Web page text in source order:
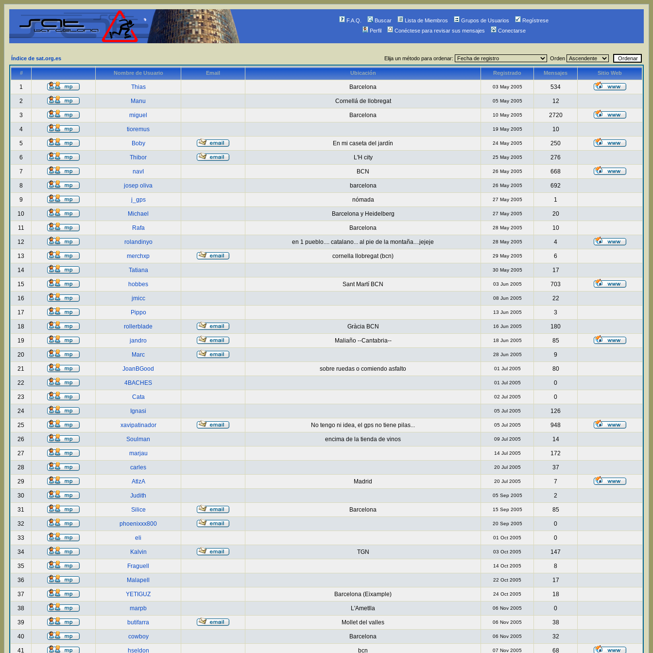
F.A.Q. Buscar Lista de Miembros Grupos de Usuarios
Regístrese
Perfil
Conéctese para revisar sus mensajes Conectarse
Índice de sat.org.es Elija un método para ordenar: Orden
# Nombre de Usuario Email Ubicación Registrado Mensajes Sitio Web
1 Thias Barcelona 03 May 2005 534
2 Manu Cornellá de llobregat 05 May 2005 12
3 miguel Barcelona 10 May 2005 2720
4 tioremus 19 May 2005 10
5 Boby En mi caseta del jardín 24 May 2005 250
6 Thibor L'H city 25 May 2005 276
7 navI BCN 26 May 2005 668
8 josep oliva barcelona 26 May 2005 692
9 j_gps nómada 27 May 2005 1
10 Michael Barcelona y Heidelberg 27 May 2005 20
11 Rafa Barcelona 28 May 2005 10
12 rolandinyo en 1 pueblo.... catalano... al pie de la montaña....jejeje 28 May 2005 4
13 merchxp cornella llobregat (bcn) 29 May 2005 6
14 Tatiana 30 May 2005 17
15 hobbes Sant Martí BCN 03 Jun 2005 703
16 jmicc 08 Jun 2005 22
17 Pippo 13 Jun 2005 3
18 rollerblade Gràcia BCN 16 Jun 2005 180
19 jandro Maliaño --Cantabria-- 18 Jun 2005 85
20 Marc 28 Jun 2005 9
21 JoanBGood sobre ruedas o comiendo asfalto 01 Jul 2005 80
22 4BACHES 01 Jul 2005 0
23 Cata 02 Jul 2005 0
24 Ignasi 05 Jul 2005 126
25 xavipatinador No tengo ni idea, el gps no tiene pilas... 05 Jul 2005 948
26 Soulman encima de la tienda de vinos 09 Jul 2005 14
27 marjau 14 Jul 2005 172
28 carles 20 Jul 2005 37
29 AtlzA Madrid 20 Jul 2005 7
30 Judith 05 Sep 2005 2
31 Silice Barcelona 15 Sep 2005 85
32 phoenixxx800 20 Sep 2005 0
33 eli 01 Oct 2005 0
34 Kalvin TGN 03 Oct 2005 147
35 Fraguell 14 Oct 2005 8
36 Malapell 22 Oct 2005 17
37 YETIGUZ Barcelona (Eixample) 24 Oct 2005 18
38 marpb L'Ametlla 06 Nov 2005 0
39 butifarra Mollet del valles 06 Nov 2005 38
40 cowboy Barcelona 06 Nov 2005 32
41 hseldon bcn 07 Nov 2005 68